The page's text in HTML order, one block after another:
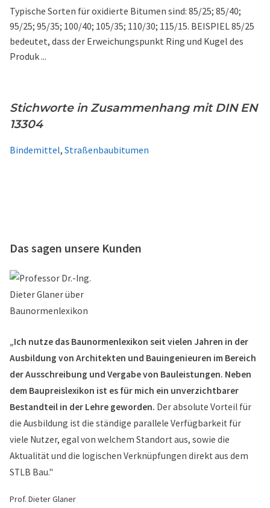
Typische Sorten für oxidierte Bitumen sind: 85/25; 85/40;
95/25; 95/35; 100/40; 105/35; 110/30; 115/15. BEISPIEL 85/25
bedeutet, dass der Erweichungspunkt Ring und Kugel des
Produk ...
Stichworte in Zusammenhang mit DIN EN
13304
Bindemittel, Straßenbaubitumen
Das sagen unsere Kunden
„Ich nutze das Baunormenlexikon seit vielen Jahren in der
Ausbildung von Architekten und Bauingenieuren im Bereich
der Ausschreibung und Vergabe von Bauleistungen. Neben
dem Baupreislexikon ist es für mich ein unverzichtbarer
Bestandteil in der Lehre geworden. Der absolute Vorteil für
die Ausbildung ist die ständige parallele Verfügbarkeit für
viele Nutzer, egal von welchem Standort aus, sowie die
Aktualität und die logischen Verknüpfungen direkt aus dem
STLB Bau."
Prof. Dieter Glaner